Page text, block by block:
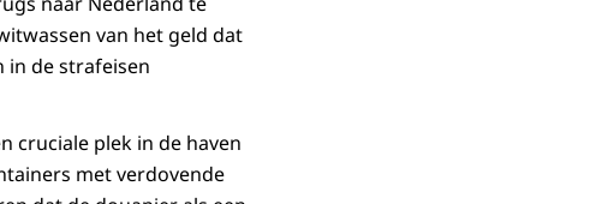
van het geld dat
in de strafeisen
cruciale plek in de haven
met verdovende